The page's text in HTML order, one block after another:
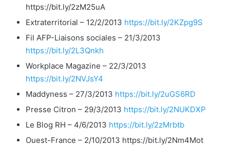
https://bit.ly/2zM25uA
Extraterritorial – 12/2/2013 https://bit.ly/2KZpg9S
Fil AFP-Liaisons sociales – 21/3/2013
https://bit.ly/2L3Qnkh
Workplace Magazine – 22/3/2013
https://bit.ly/2NVJsY4
Maddyness – 27/3/2013 https://bit.ly/2uGS6RD
Presse Citron – 29/3/2013 https://bit.ly/2NUKDXP
Le Blog RH – 4/6/2013 https://bit.ly/2zMrbtb
Ouest-France – 2/10/2013 https://bit.ly/2Nm4Mot